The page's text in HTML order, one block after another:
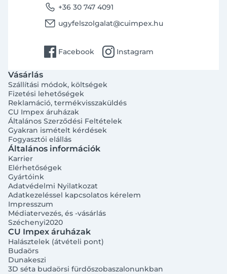
phone +36 30 747 4091
email ugyfelszolgalat@cuimpex.hu
facebook Facebook instagram Instagram
Vásárlás
Szállítási módok, költségek
Fizetési lehetőségek
Reklamáció, termékvisszaküldés
CU Impex áruházak
Általános Szerződési Feltételek
Gyakran ismételt kérdések
Fogyasztói elállás
Általános információk
Karrier
Elérhetőségek
Gyártóink
Adatvédelmi Nyilatkozat
Adatkezeléssel kapcsolatos kérelem
Impresszum
Médiatervezés, és -vásárlás
Széchenyi2020
CU Impex áruházak
Halásztelek (átvételi pont)
Budaörs
Dunakeszi
3D séta budaörsi fürdőszobaszalonunkban